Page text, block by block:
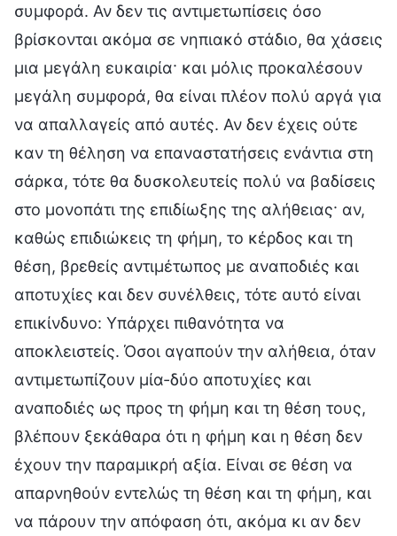
συμφορά. Αν δεν τις αντιμετωπίσεις όσο
βρίσκονται ακόμα σε νηπιακό στάδιο, θα χάσεις
μια μεγάλη ευκαιρία· και μόλις προκαλέσουν
μεγάλη συμφορά, θα είναι πλέον πολύ αργά για
να απαλλαγείς από αυτές. Αν δεν έχεις ούτε
καν τη θέληση να επαναστατήσεις ενάντια στη
σάρκα, τότε θα δυσκολευτείς πολύ να βαδίσεις
στο μονοπάτι της επιδίωξης της αλήθειας· αν,
καθώς επιδιώκεις τη φήμη, το κέρδος και τη
θέση, βρεθείς αντιμέτωπος με αναποδιές και
αποτυχίες και δεν συνέλθεις, τότε αυτό είναι
επικίνδυνο: Υπάρχει πιθανότητα να
αποκλειστείς. Όσοι αγαπούν την αλήθεια, όταν
αντιμετωπίζουν μία-δύο αποτυχίες και
αναποδιές ως προς τη φήμη και τη θέση τους,
βλέπουν ξεκάθαρα ότι η φήμη και η θέση δεν
έχουν την παραμικρή αξία. Είναι σε θέση να
απαρνηθούν εντελώς τη θέση και τη φήμη, και
να πάρουν την απόφαση ότι, ακόμα κι αν δεν